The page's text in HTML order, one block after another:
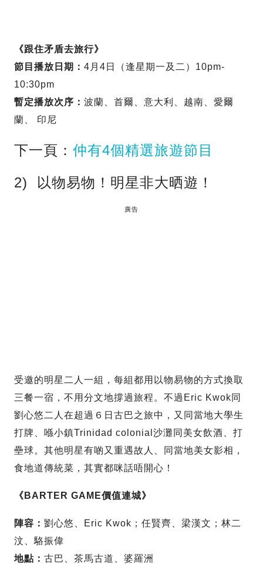
《跟住矛盾去旅行》
節目播放日期： 4月4日（逢星期一及二）10pm-
10:30pm
暫定播放次序： 波蘭、首爾、意大利、越南、愛爾
蘭、 印尼
下一頁： 仲有4個精選旅遊節目
2) 以物易物！明星非大晒遊！
廣告
受邀的明星二人一組，每組都用以物易物的方式換取
三餐一宿，不用分文地撐過旅程。不過Eric Kwok同
劉心悠二人在超過６日古巴之旅中，又同當地大學生
打牌、喺小鎮Trinidad colonial沙灘同美女飲酒、打
壘球。其他明星有啲又重遇故人、同當地美女影相，
食地道傳統菜，其實都咪話唔開心！
《BARTER GAME價值連城》
陣容： 劉心悠、Eric Kwok；任賢齊、梁漢文；林二
汶、駱振偉
地點： 古巴、茶馬古道、婆羅洲